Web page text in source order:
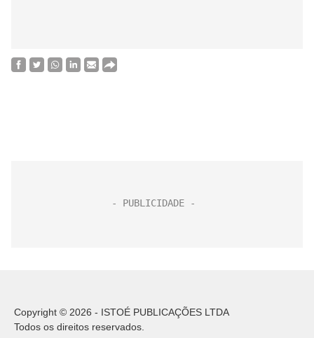
Copyright © 2026 - ISTOÉ PUBLICAÇÕES LTDA
Todos os direitos reservados.